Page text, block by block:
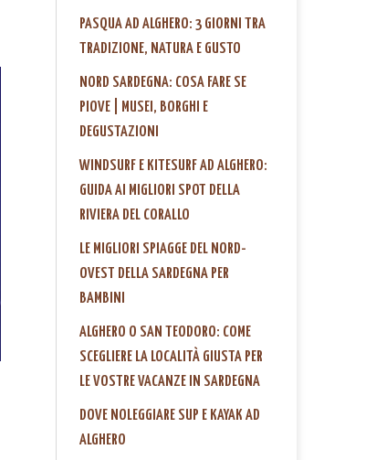
PASQUA AD ALGHERO: 3 GIORNI TRA
TRADIZIONE, NATURA E GUSTO
NORD SARDEGNA: COSA FARE SE
PIOVE | MUSEI, BORGHI E
DEGUSTAZIONI
WINDSURF E KITESURF AD ALGHERO:
GUIDA AI MIGLIORI SPOT DELLA
RIVIERA DEL CORALLO
LE MIGLIORI SPIAGGE DEL NORD-
OVEST DELLA SARDEGNA PER
BAMBINI
ALGHERO O SAN TEODORO: COME
SCEGLIERE LA LOCALITÀ GIUSTA PER
LE VOSTRE VACANZE IN SARDEGNA
DOVE NOLEGGIARE SUP E KAYAK AD
ALGHERO